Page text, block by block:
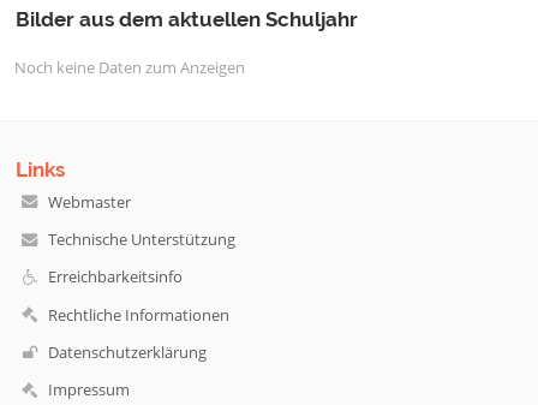
Bilder aus dem aktuellen Schuljahr
Noch keine Daten zum Anzeigen
Links
Webmaster
Technische Unterstützung
Erreichbarkeitsinfo
Rechtliche Informationen
Datenschutzerklärung
Impressum